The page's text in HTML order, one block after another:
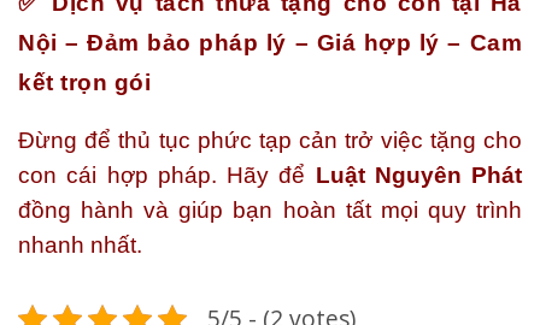
Nội – Đảm bảo pháp lý – Giá hợp lý – Cam
kết trọn gói
Đừng để thủ tục phức tạp cản trở việc tặng cho
con cái hợp pháp. Hãy để Luật Nguyên Phát
đồng hành và giúp bạn hoàn tất mọi quy trình
nhanh nhất.
5/5 - (2 votes)